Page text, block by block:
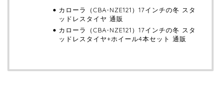
カローラ（CBA-NZE121）17インチの冬 スタ
ッドレスタイヤ 通販
カローラ（CBA-NZE121）17インチの冬 スタ
ッドレスタイヤ+ホイール4本セット 通販